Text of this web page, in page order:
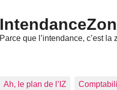
Parce que l’intendance, c’est la
Ah, le plan de l’IZ